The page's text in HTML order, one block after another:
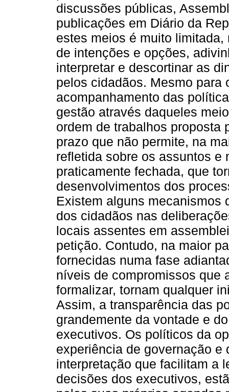
discussões públicas,
publicações em Diário da
estes meios é muito
de intenções e opções,
interpretar e descortinar as
pelos cidadãos. Mesmo para
acompanhamento das
gestão através daqueles
ordem de trabalhos proposta
prazo que não permite, na
refletida sobre os assuntos e
praticamente fechada, que
desenvolvimentos dos
Existem alguns mecanismos
dos cidadãos nas
locais assentes em
petição. Contudo, na maior
fornecidas numa fase
níveis de compromissos que
formalizar, tornam qualquer
Assim, a transparência das
grandemente da vontade e
executivos. Os políticos da
experiência de governação e
interpretação que facilitam a
decisões dos executivos,